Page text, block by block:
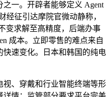
一。开辟者能够定义 Agent
经征引达摩院官微动静称，
变求解至高精度，后端办事
成本。立即零售的难点来自
速变化。日本和韩国的纯电
、穿戴和行业智能终端等形